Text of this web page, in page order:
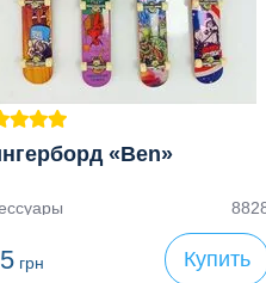
«Ben»
грн Купить